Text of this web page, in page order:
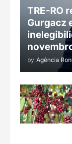
TRE-RO
Gurgacz
by Agência